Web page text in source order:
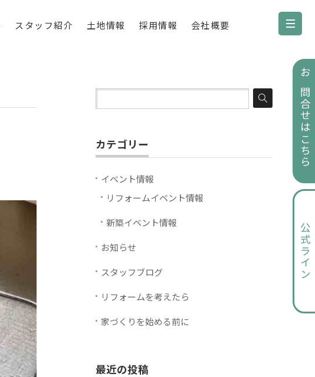
スタッフ紹介 土地情報 採用情報 会社概要
お問合せはこちら
公式ライン
カテゴリー
イベント情報
リフォームイベント情報
新築イベント情報
お知らせ
スタッフブログ
リフォームを考えたら
家づくりを始める前に
最近の投稿